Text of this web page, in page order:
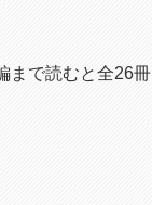
まで読むと全26冊